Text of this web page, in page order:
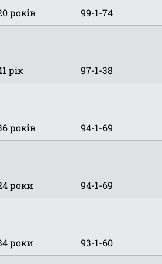
років 99-1-74
рік 97-1-38
років 94-1-69
роки 94-1-69
роки 93-1-60